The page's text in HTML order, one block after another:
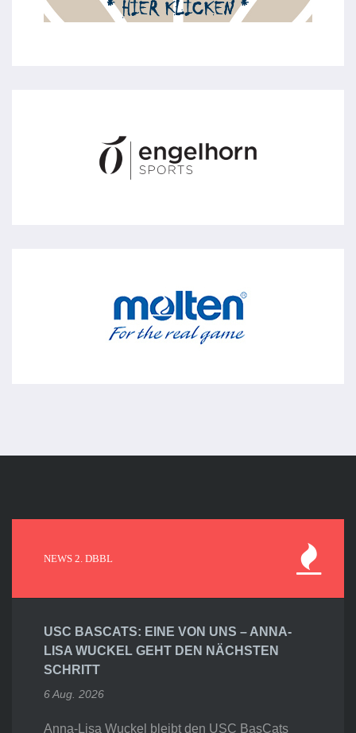
NEWS 2. DBBL
USC BASCATS: EINE VON UNS – ANNA-
LISA WUCKEL GEHT DEN NÄCHSTEN
SCHRITT
6 Aug. 2026
Anna-Lisa Wuckel bleibt den USC BasCats